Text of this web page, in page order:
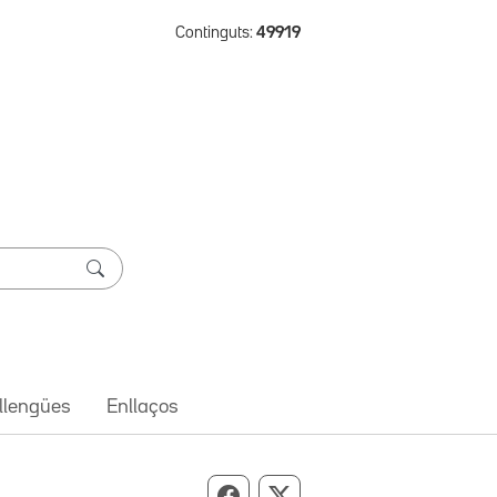
Continguts: 49919
Enllaços